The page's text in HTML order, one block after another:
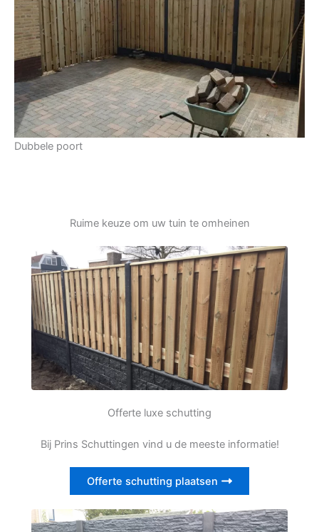
Dubbele poort
Ruime keuze om uw tuin te omheinen
Offerte luxe schutting
Bij Prins Schuttingen vind u de meeste informatie!
Offerte schutting plaatsen